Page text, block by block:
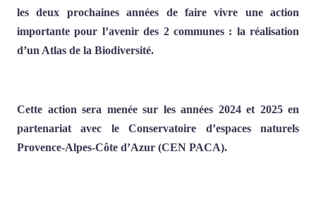
les deux prochaines années de faire vivre une action
importante pour l’avenir des 2 communes : la réalisation
d’un Atlas de la Biodiversité.
Cette action sera menée sur les années 2024 et 2025 en
partenariat avec le Conservatoire d’espaces naturels
Provence-Alpes-Côte d’Azur (CEN PACA).